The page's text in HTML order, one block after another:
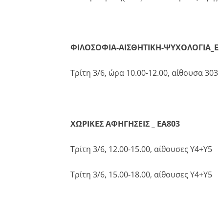
ΦΙΛΟΣΟΦΙΑ-ΑΙΣΘΗΤΙΚΗ-
Τρίτη 3/6, ώρα 10.00-12.00, αίθουσα 303
ΧΩΡΙΚΕΣ ΑΦΗΓΗΣΕΙΣ _ ΕΑ803
Τρίτη 3/6, 12.00-15.00, αίθουσες Υ4+Υ5
Τρίτη 3/6, 15.00-18.00, αίθουσες Υ4+Υ5